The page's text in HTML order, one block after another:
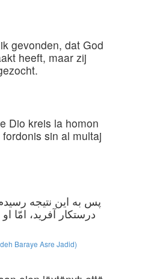
gevonden, dat God
heeft, maar zij
Dio kreis la homon
sin al multaj
پس به این نتیجه
درستکار آفرید، امّا
Baraye Asre Jadid)